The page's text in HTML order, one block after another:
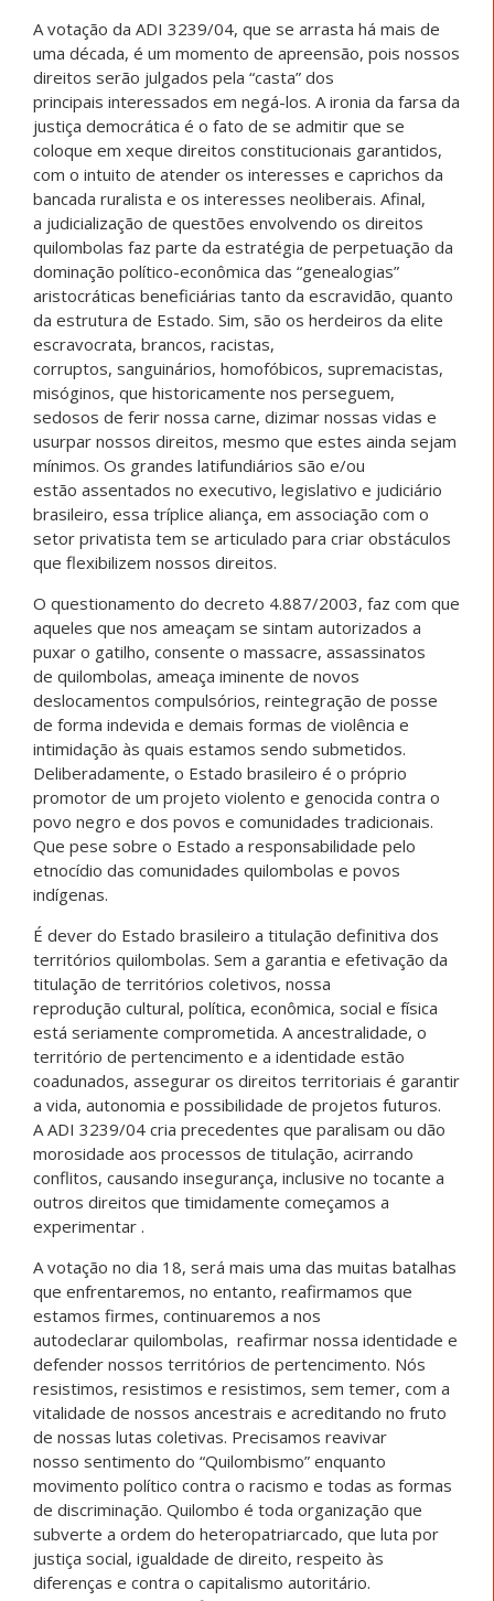
A votação da ADI 3239/04, que se arrasta há mais de
uma década, é um momento de apreensão, pois nossos
direitos serão julgados pela “casta” dos
principais interessados em negá-los. A ironia da farsa da
justiça democrática é o fato de se admitir que se
coloque em xeque direitos constitucionais garantidos,
com o intuito de atender os interesses e caprichos da
bancada ruralista e os interesses neoliberais. Afinal,
a judicialização de questões envolvendo os direitos
quilombolas faz parte da estratégia de perpetuação da
dominação político-econômica das “genealogias”
aristocráticas beneficiárias tanto da escravidão, quanto
da estrutura de Estado. Sim, são os herdeiros da elite
escravocrata, brancos, racistas,
corruptos, sanguinários, homofóbicos, supremacistas,
misóginos, que historicamente nos perseguem,
sedosos de ferir nossa carne, dizimar nossas vidas e
usurpar nossos direitos, mesmo que estes ainda sejam
mínimos. Os grandes latifundiários são e/ou
estão assentados no executivo, legislativo e judiciário
brasileiro, essa tríplice aliança, em associação com o
setor privatista tem se articulado para criar obstáculos
que flexibilizem nossos direitos.
O questionamento do decreto 4.887/2003, faz com que
aqueles que nos ameaçam se sintam autorizados a
puxar o gatilho, consente o massacre, assassinatos
de quilombolas, ameaça iminente de novos
deslocamentos compulsórios, reintegração de posse
de forma indevida e demais formas de violência e
intimidação às quais estamos sendo submetidos.
Deliberadamente, o Estado brasileiro é o próprio
promotor de um projeto violento e genocida contra o
povo negro e dos povos e comunidades tradicionais.
Que pese sobre o Estado a responsabilidade pelo
etnocídio das comunidades quilombolas e povos
indígenas.
É dever do Estado brasileiro a titulação definitiva dos
territórios quilombolas. Sem a garantia e efetivação da
titulação de territórios coletivos, nossa
reprodução cultural, política, econômica, social e física
está seriamente comprometida. A ancestralidade, o
território de pertencimento e a identidade estão
coadunados, assegurar os direitos territoriais é garantir
a vida, autonomia e possibilidade de projetos futuros.
A ADI 3239/04 cria precedentes que paralisam ou dão
morosidade aos processos de titulação, acirrando
conflitos, causando insegurança, inclusive no tocante a
outros direitos que timidamente começamos a
experimentar .
A votação no dia 18, será mais uma das muitas batalhas
que enfrentaremos, no entanto, reafirmamos que
estamos firmes, continuaremos a nos
autodeclarar quilombolas, reafirmar nossa identidade e
defender nossos territórios de pertencimento. Nós
resistimos, resistimos e resistimos, sem temer, com a
vitalidade de nossos ancestrais e acreditando no fruto
de nossas lutas coletivas. Precisamos reavivar
nosso sentimento do “Quilombismo” enquanto
movimento político contra o racismo e todas as formas
de discriminação. Quilombo é toda organização que
subverte a ordem do heteropatriarcado, que luta por
justiça social, igualdade de direito, respeito às
diferenças e contra o capitalismo autoritário.